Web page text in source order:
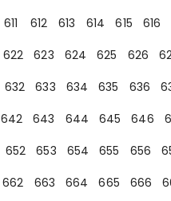
611 612 613 614 615 616
622 623 624 625 626
632 633 634 635 636
642 643 644 645 646
652 653 654 655 656
662 663 664 665 666